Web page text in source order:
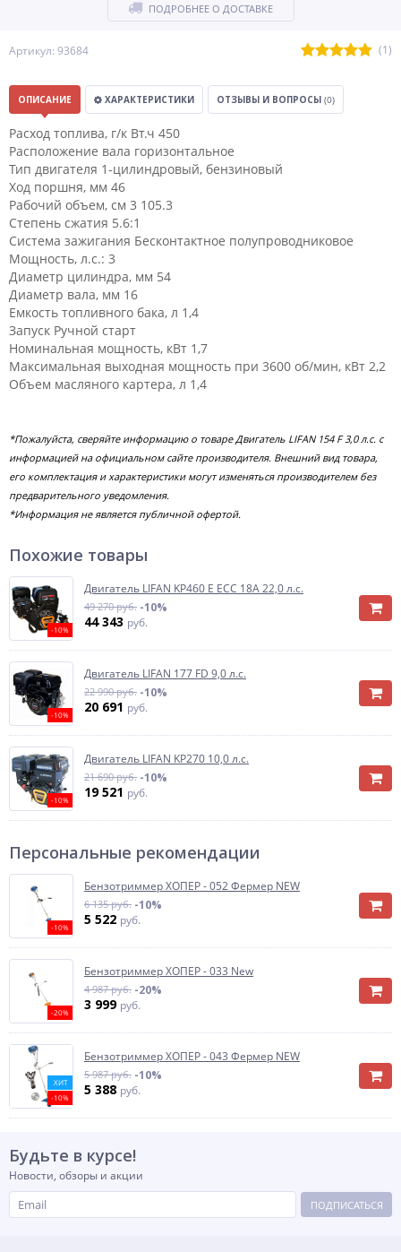
Артикул: 93684 (1)
ПОДРОБНЕЕ О ДОСТАВКЕ
ОПИСАНИЕ ХАРАКТЕРИСТИКИ ОТЗЫВЫ И ВОПРОСЫ (0)
Расход топлива, г/к Вт.ч 450
Расположение вала горизонтальное
Тип двигателя 1-цилиндровый, бензиновый
Ход поршня, мм 46
Рабочий объем, см 3 105.3
Степень сжатия 5.6:1
Система зажигания Бесконтактное полупроводниковое
Мощность, л.с.: 3
Диаметр цилиндра, мм 54
Диаметр вала, мм 16
Емкость топливного бака, л 1,4
Запуск Ручной старт
Номинальная мощность, кВт 1,7
Максимальная выходная мощность при 3600 об/мин, кВт 2,2
Объем масляного картера, л 1,4
*Пожалуйста, сверяйте информацию о товаре Двигатель LIFAN 154 F 3,0 л.с. с
информацией на официальном сайте производителя. Внешний вид товара,
его комплектация и характеристики могут изменяться производителем без
предварительного уведомления.
*Информация не является публичной офертой.
Похожие товары
-10%
Двигатель LIFAN KP460 E ECC 18А 22,0 л.с.
49 270 руб. -10%
44 343 руб.
-10%
Двигатель LIFAN 177 FD 9,0 л.с.
22 990 руб. -10%
20 691 руб.
-10%
Двигатель LIFAN KP270 10,0 л.с.
21 690 руб. -10%
19 521 руб.
Персональные рекомендации
-10%
Бензотриммер ХОПЕР - 052 Фермер NEW
6 135 руб. -10%
5 522 руб.
-20%
Бензотриммер ХОПЕР - 033 New
4 987 руб. -20%
3 999 руб.
ХИТ
-10%
Бензотриммер ХОПЕР - 043 Фермер NEW
5 987 руб. -10%
5 388 руб.
Будьте в курсе!
Новости, обзоры и акции
ПОДПИСАТЬСЯ